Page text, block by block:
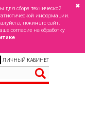
для сбора технической
информации.
покиньте сайт.
согласие на обработку
✖
ЛИЧНЫЙ КАБИНЕТ